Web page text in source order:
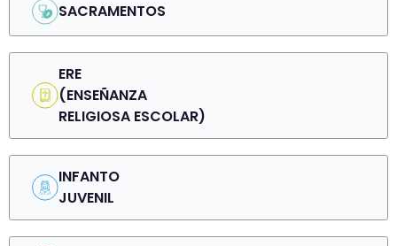
SACRAMENTOS
ERE
(ENSEÑANZA
RELIGIOSA ESCOLAR)
INFANTO
JUVENIL